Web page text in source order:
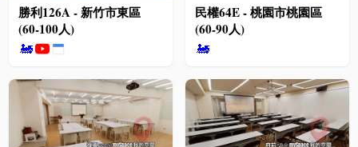
勝利126A - 新竹市東區
(60-100人)
🚂
民權64E - 桃園市桃園區
(60-90人)
🚂